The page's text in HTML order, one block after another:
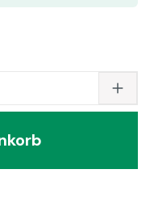
gewünschten